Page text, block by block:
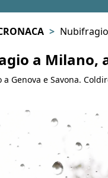
a Milano,
a Genova e Savona.